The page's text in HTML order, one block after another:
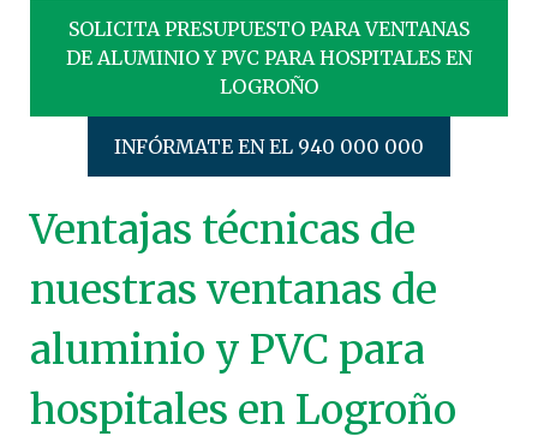
SOLICITA PRESUPUESTO PARA VENTANAS
DE ALUMINIO Y PVC PARA HOSPITALES EN
LOGROÑO
INFÓRMATE EN EL 940 000 000
Ventajas técnicas de
nuestras ventanas de
aluminio y PVC para
hospitales en Logroño